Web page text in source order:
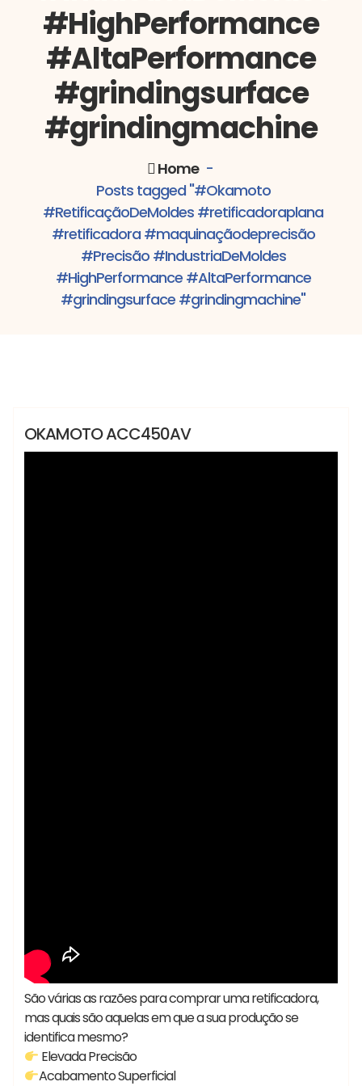
#HighPerformance
#AltaPerformance
#grindingsurface
#grindingmachine
Home-
Posts tagged "#Okamoto
#RetificaçãoDeMoldes #retificadoraplana
#retificadora #maquinaçãodeprecisão
#Precisão #IndustriaDeMoldes
#HighPerformance #AltaPerformance
#grindingsurface #grindingmachine"
Lançamentos
#Okamoto #RetificaçãoDeMoldes
#retificadoraplana #retificadora
OKAMOTO ACC450AV
São várias as razões para comprar uma retificadora,
mas quais são aquelas em que a sua produção se
identifica mesmo?
Elevada Precisão
Acabamento Superficial